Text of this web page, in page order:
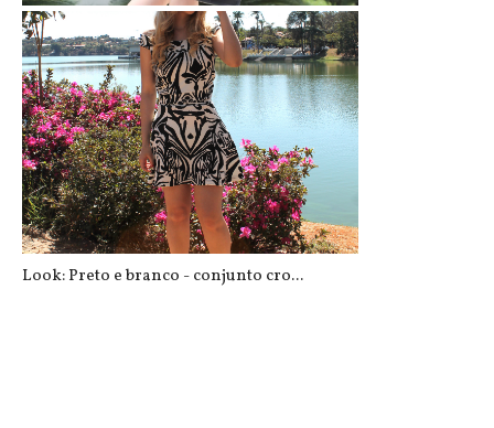
Short paetê e blusa ciganinha
Look: Preto e branco - conjunto cro...